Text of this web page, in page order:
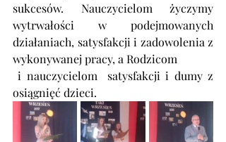
sukcesów. Nauczycielom życzymy
wytrwałości w podejmowanych
działaniach, satysfakcji i zadowolenia z
wykonywanej pracy, a Rodzicom
i nauczycielom  satysfakcji i dumy z
osiągnięć dzieci.